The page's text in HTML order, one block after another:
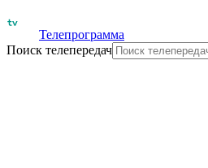
Телепрограмма
Поиск телепередач